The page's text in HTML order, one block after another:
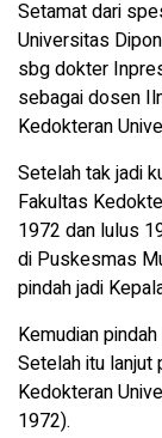
Setamat dari
Universitas
sbg dokter
sebagai dosen
Kedokteran
Setelah tak jadi
Fakultas
1972 dan lulus
di Puskesmas
pindah jadi
Kemudian
Setelah itu
Kedokteran
1972).